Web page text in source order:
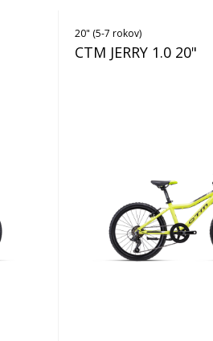
20" (5-7 rokov)
CTM JERRY 1.0 20"